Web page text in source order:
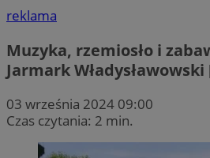
reklama
Muzyka, rzemiosło i
Jarmark Władysławowski
03 września 2024 09:00
Czas czytania: 2 min.